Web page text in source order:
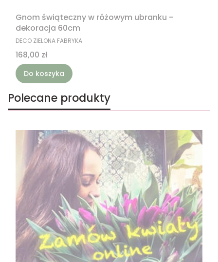
Gnom świąteczny w różowym ubranku -
dekoracja 60cm
PRODUCENT
DECO ZIELONA FABRYKA
Cena
168,00 zł
Do koszyka
Polecane produkty